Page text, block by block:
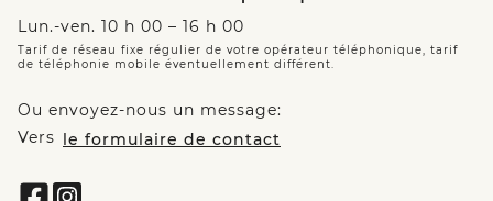
Lun.-ven. 10 h 00 – 16 h 00
Tarif de réseau fixe régulier de votre opérateur téléphonique, tarif
de téléphonie mobile éventuellement différent.
Ou envoyez-nous un message:
Vers le formulaire de contact